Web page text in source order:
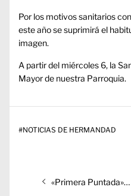
Por los motivos sanitarios
este año se suprimirá el
imagen.
A partir del miércoles 6, la
Mayor de nuestra Parroquia.
#NOTICIAS DE HERMANDAD
Entrada
«Primera